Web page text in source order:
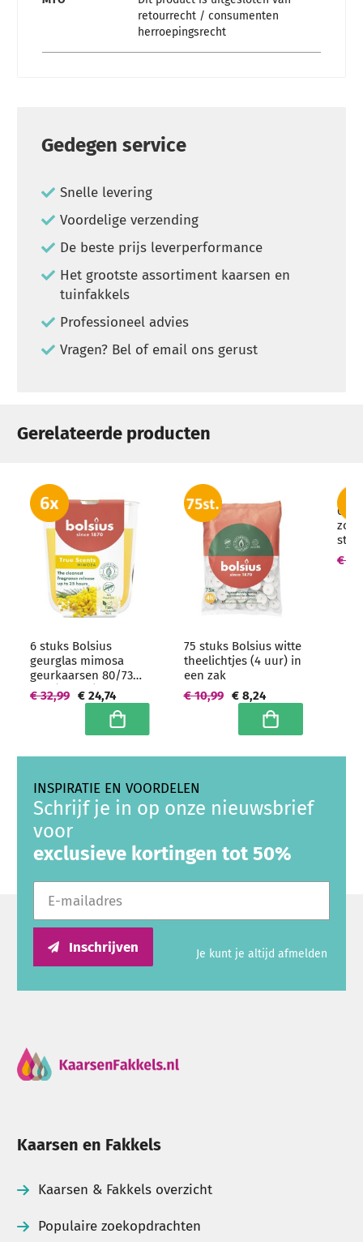
retourrecht / consumenten
herroepingsrecht
Gedegen service
Snelle levering
Voordelige verzending
De beste prijs leverperformance
Het grootste assortiment kaarsen en
tuinfakkels
Professioneel advies
Vragen? Bel of email ons gerust
Gerelateerde producten
6 stuks Bolsius
geurglas mimosa
geurkaarsen 80/73
mm (25 uur) -
grootverpakking
€ 24,74
€ 32,99
In winkelwagen
75 stuks Bolsius witte
theelichtjes (4 uur) in
een zak
€ 8,24
€ 10,99
In winkelwagen
6
€
INSPIRATIE EN VOORDELEN
Schrijf je in op onze nieuwsbrief
voor
exclusieve kortingen tot 50%
Inschrijven Je kunt je altijd afmelden
Kaarsen en Fakkels
Kaarsen & Fakkels overzicht
Populaire zoekopdrachten